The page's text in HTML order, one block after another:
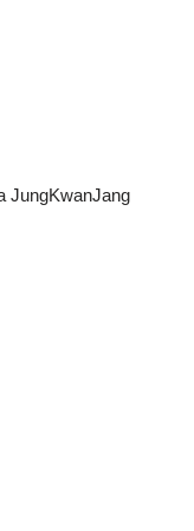
JungKwanJang